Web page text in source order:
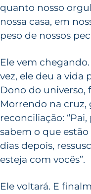
quanto nosso
nossa casa, em
peso de nossos
Ele vem
vez, ele deu a vida
Dono do universo,
Morrendo na
reconciliação:
sabem o que estão
dias depois,
esteja com vocês”.
Ele voltará. E